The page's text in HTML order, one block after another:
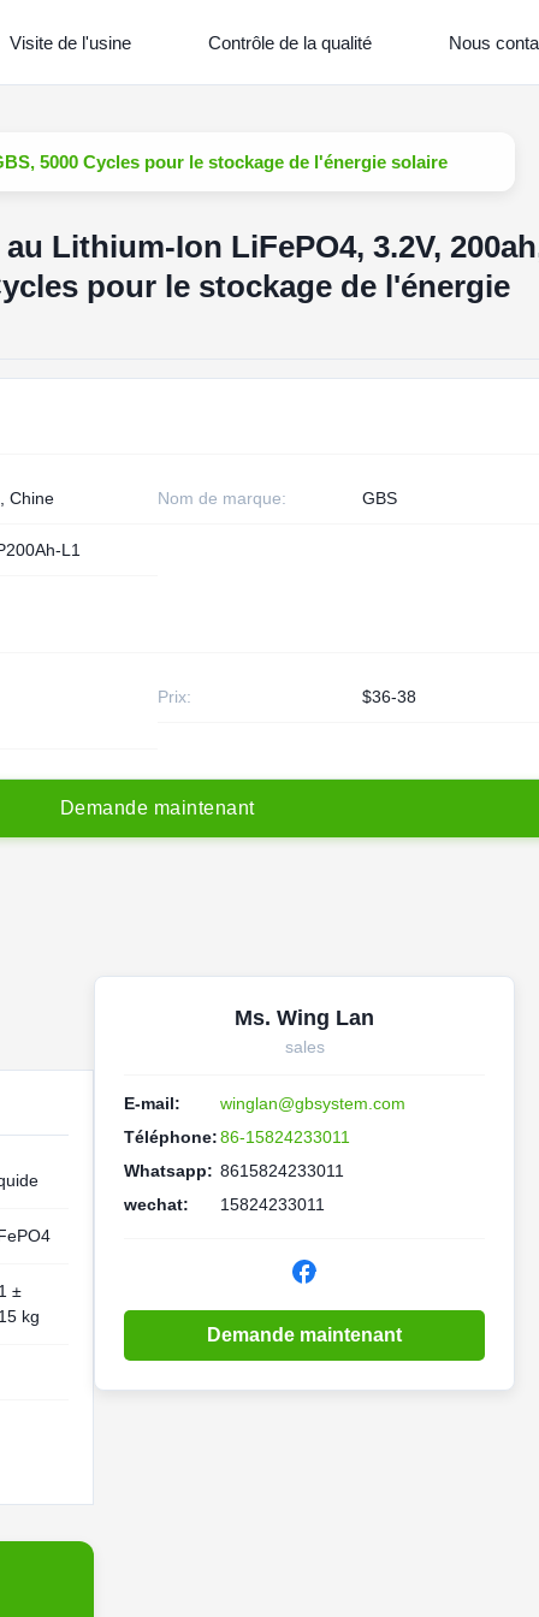
Visite de l'usine Contrôle de la qualité Nous
5000 Cycles pour le stockage de l'énergie solaire
Lithium-Ion LiFePO4, 3.2V,
pour le stockage de l'énergie
Chine Nom de marque: GBS
L1
Prix: $36-38
Demande maintenant
±
kg
Ms. Wing Lan
sales
E-mail:
winglan@gbsystem.com
Téléphone:86-15824233011
Whatsapp: 8615824233011
wechat:
15824233011
Demande maintenant